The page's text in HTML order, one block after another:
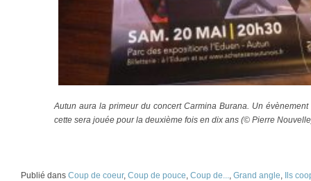
Autun aura la primeur du concert Carmina Burana. Un
cette sera jouée pour la deuxième fois en dix ans (© Pierre
Publié dans Coup de coeur, Coup de pouce Coup de... Grand angle Ils